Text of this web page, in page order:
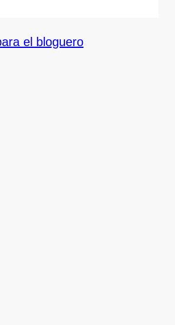
el bloguero